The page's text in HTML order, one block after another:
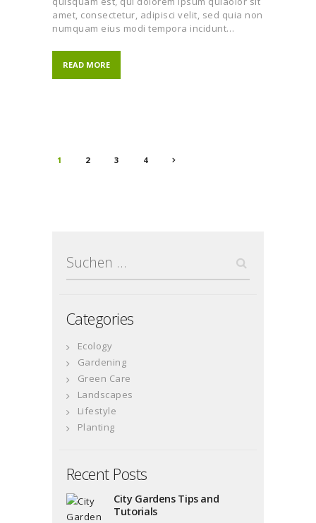
amet, consectetur, adipisci velit, sed quia non
numquam eius modi tempora incidunt…
READ MORE
PAGE
1 PAGE
2 PAGE
3 PAGE
4
nach:
Categories
Ecology
Gardening
Green Care
Landscapes
Lifestyle
Planting
Recent Posts
City Gardens Tips and
Tutorials